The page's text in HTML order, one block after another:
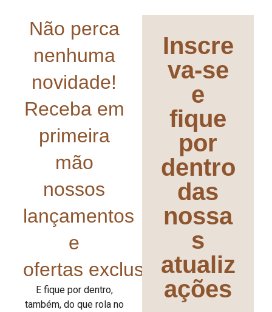
Não perca
nenhuma
novidade!
Receba em
primeira
mão
nossos
lançamentos
e
ofertas exclusivas!
E fique por dentro,
também, do que rola no
Inscre
va-se
e
fique
por
dentro
das
nossa
s
atualiz
ações